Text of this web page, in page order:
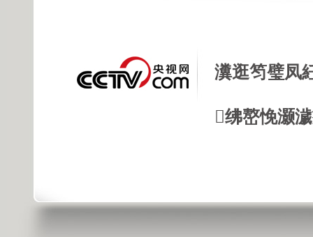
瀵逛笉璧凤
绋嶅悗灏